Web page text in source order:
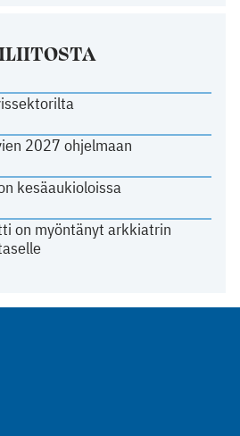
2027 ohjelmaan
kesäaukioloissa
on myöntänyt arkkiatrin